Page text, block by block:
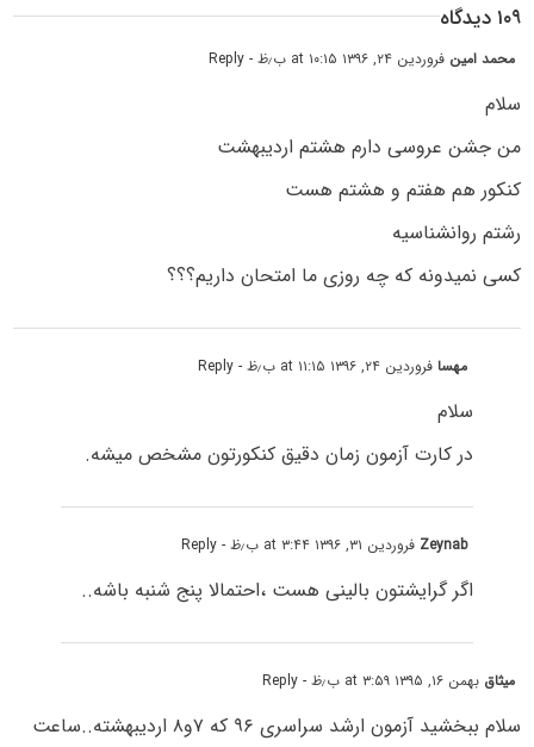
۱۰۹ دیدگاه
محمد امین فروردین ۲۴, ۱۳۹۶ at ۱۰:۱۵ ب٫ظ - Reply
سلام
من جشن عروسی دارم هشتم اردیبهشت
کنکور هم هفتم و هشتم هست
رشتم روانشناسیه
کسی نمیدونه که چه روزی ما امتحان داریم؟؟؟
مهسافروردین ۲۴, ۱۳۹۶ at ۱۱:۱۵ ب٫ظ - Reply
سلام
در کارت آزمون زمان دقیق کنکورتون مشخص میشه.
Zeynab فروردین ۳۱, ۱۳۹۶ at ۳:۴۴ ب٫ظ - Reply
اگر گرایشتون بالینی هست ،احتمالا پنج شنبه باشه..
میثاق بهمن ۱۶, ۱۳۹۵ at ۳:۵۹ ب٫ظ - Reply
سلام ببخشید آزمون ارشد سراسری ۹۶ که ۷و۸ اردیبهشته..ساعت